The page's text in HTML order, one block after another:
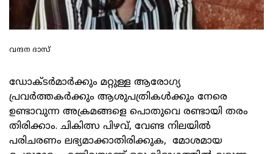
വന്ദന ദാസ്
ഡോക്ടര്‍മാര്‍ക്കും മറ്റുള്ള ആരോഗ്യ
പ്രവര്‍ത്തകര്‍ക്കും ആശുപത്രികള്‍ക്കും നേരെ
ഉണ്ടാവുന്ന അക്രമങ്ങളെ പൊതുവെ രണ്ടായി തരം
തിരിക്കാം. ചികിത്സ പിഴവ്, വേണ്ട നിലയില്‍
പരിചരണം ലഭ്യമാക്കാതിരിക്കുക, മോശമായ